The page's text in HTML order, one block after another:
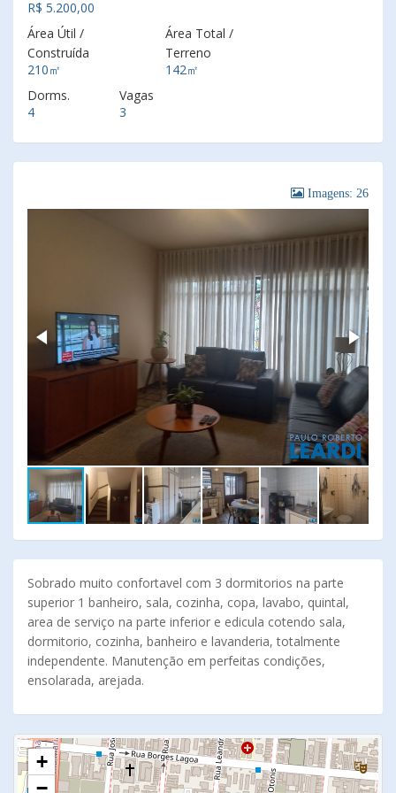
R$ 5.200,00
Área Útil /
Construída
210㎡
Área Total /
Terreno
142㎡
Dorms.
4
Vagas
3
Imagens: 26
Sobrado muito confortavel com 3 dormitorios na parte
superior 1 banheiro, sala, cozinha, copa, lavabo, quintal,
area de serviço na parte inferior e edicula cotendo sala,
dormitorio, cozinha, banheiro e lavanderia, totalmente
independente. Manutenção em perfeitas condições,
ensolarada, arejada.
+
−